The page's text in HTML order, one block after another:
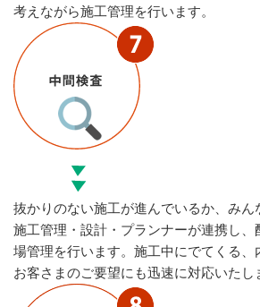
考えながら施工管理を行います。
抜かりのない施工が進んでいるか、みん
施工管理・設計・プランナーが連携し、
場管理を行います。施工中にでてくる、
お客さまのご要望にも迅速に対応いたし